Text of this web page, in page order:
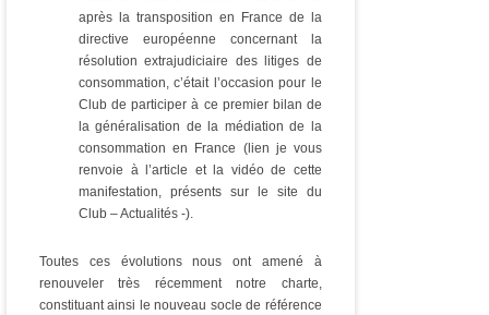
après la transposition en France de la
directive européenne concernant la
résolution extrajudiciaire des litiges de
consommation, c’était l’occasion pour le
Club de participer à ce premier bilan de
la généralisation de la médiation de la
consommation en France (lien je vous
renvoie à l’article et la vidéo de cette
manifestation, présents sur le site du
Club – Actualités -).
Toutes ces évolutions nous ont amené à
renouveler très récemment notre charte,
constituant ainsi le nouveau socle de référence